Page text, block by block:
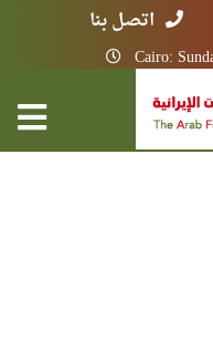
اتصل بنا
Cairo: